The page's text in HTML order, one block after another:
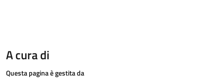
A cura di
Questa pagina è gestita da